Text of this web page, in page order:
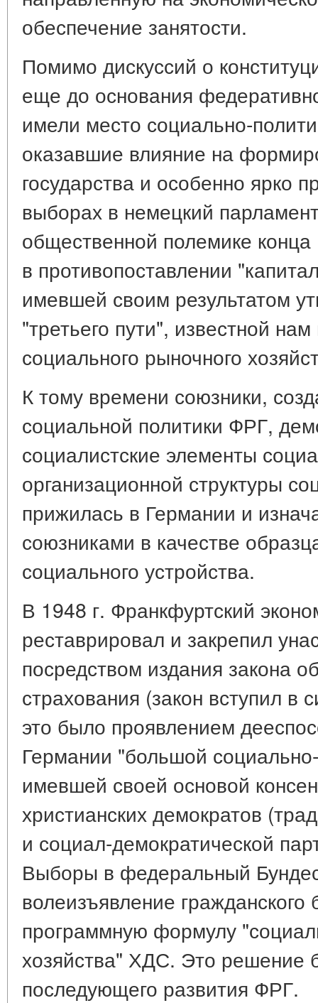
обеспечение занятости.
Помимо дискуссий о
еще до основания
имели место социально-
оказавшие влияние на
государства и особенно ярко
выборах в немецкий
общественной полемике
в противопоставлении
имевшей своим результатом
"третьего пути", известной
социального рыночного
К тому времени союзники,
социальной политики ФРГ,
социалистские элементы
организационной структуры
прижилась в Германии и
союзниками в качестве
социального устройства.
В 1948 г. Франкфуртский
реставрировал и закрепил
посредством издания закона
страхования (закон вступил в
это было проявлением
Германии "большой
имевшей своей основой
христианских демократов
и социал-демократической
Выборы в федеральный
волеизъявление
программную формулу
хозяйства" ХДС. Это
последующего развития ФРГ.